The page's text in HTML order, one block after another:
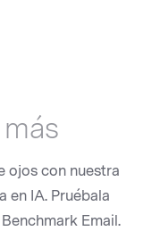
ojos con nuestra
en IA. Pruébala
Email.